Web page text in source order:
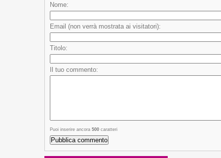
Nome:
Email (non verrà mostrata ai visitatori):
Titolo:
Il tuo commento:
Puoi inserire ancora 500 caratteri